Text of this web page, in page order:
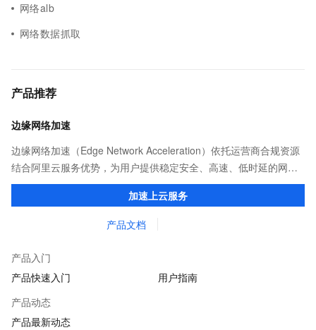
网络alb
网络数据抓取
产品推荐
边缘网络加速
边缘网络加速（Edge Network Acceleration）依托运营商合规资源
结合阿里云服务优势，为用户提供稳定安全、高速、低时延的网络
传输，解决客户不同站点的连接、组网、数据安全传输、业务质量
加速上云服务
产品文档
产品入门
产品快速入门
用户指南
产品动态
产品最新动态